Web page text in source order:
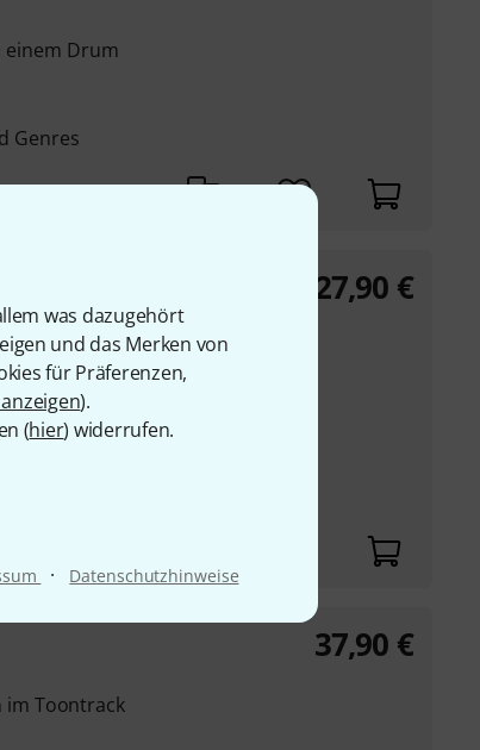
was dazugehört
und das Merken von
für Präferenzen,
).
(hier) widerrufen.
· Datenschutzhinweise
einem Drum
Genres
EZbass
(Art.
27,90 €
im Toontrack
37,90 €